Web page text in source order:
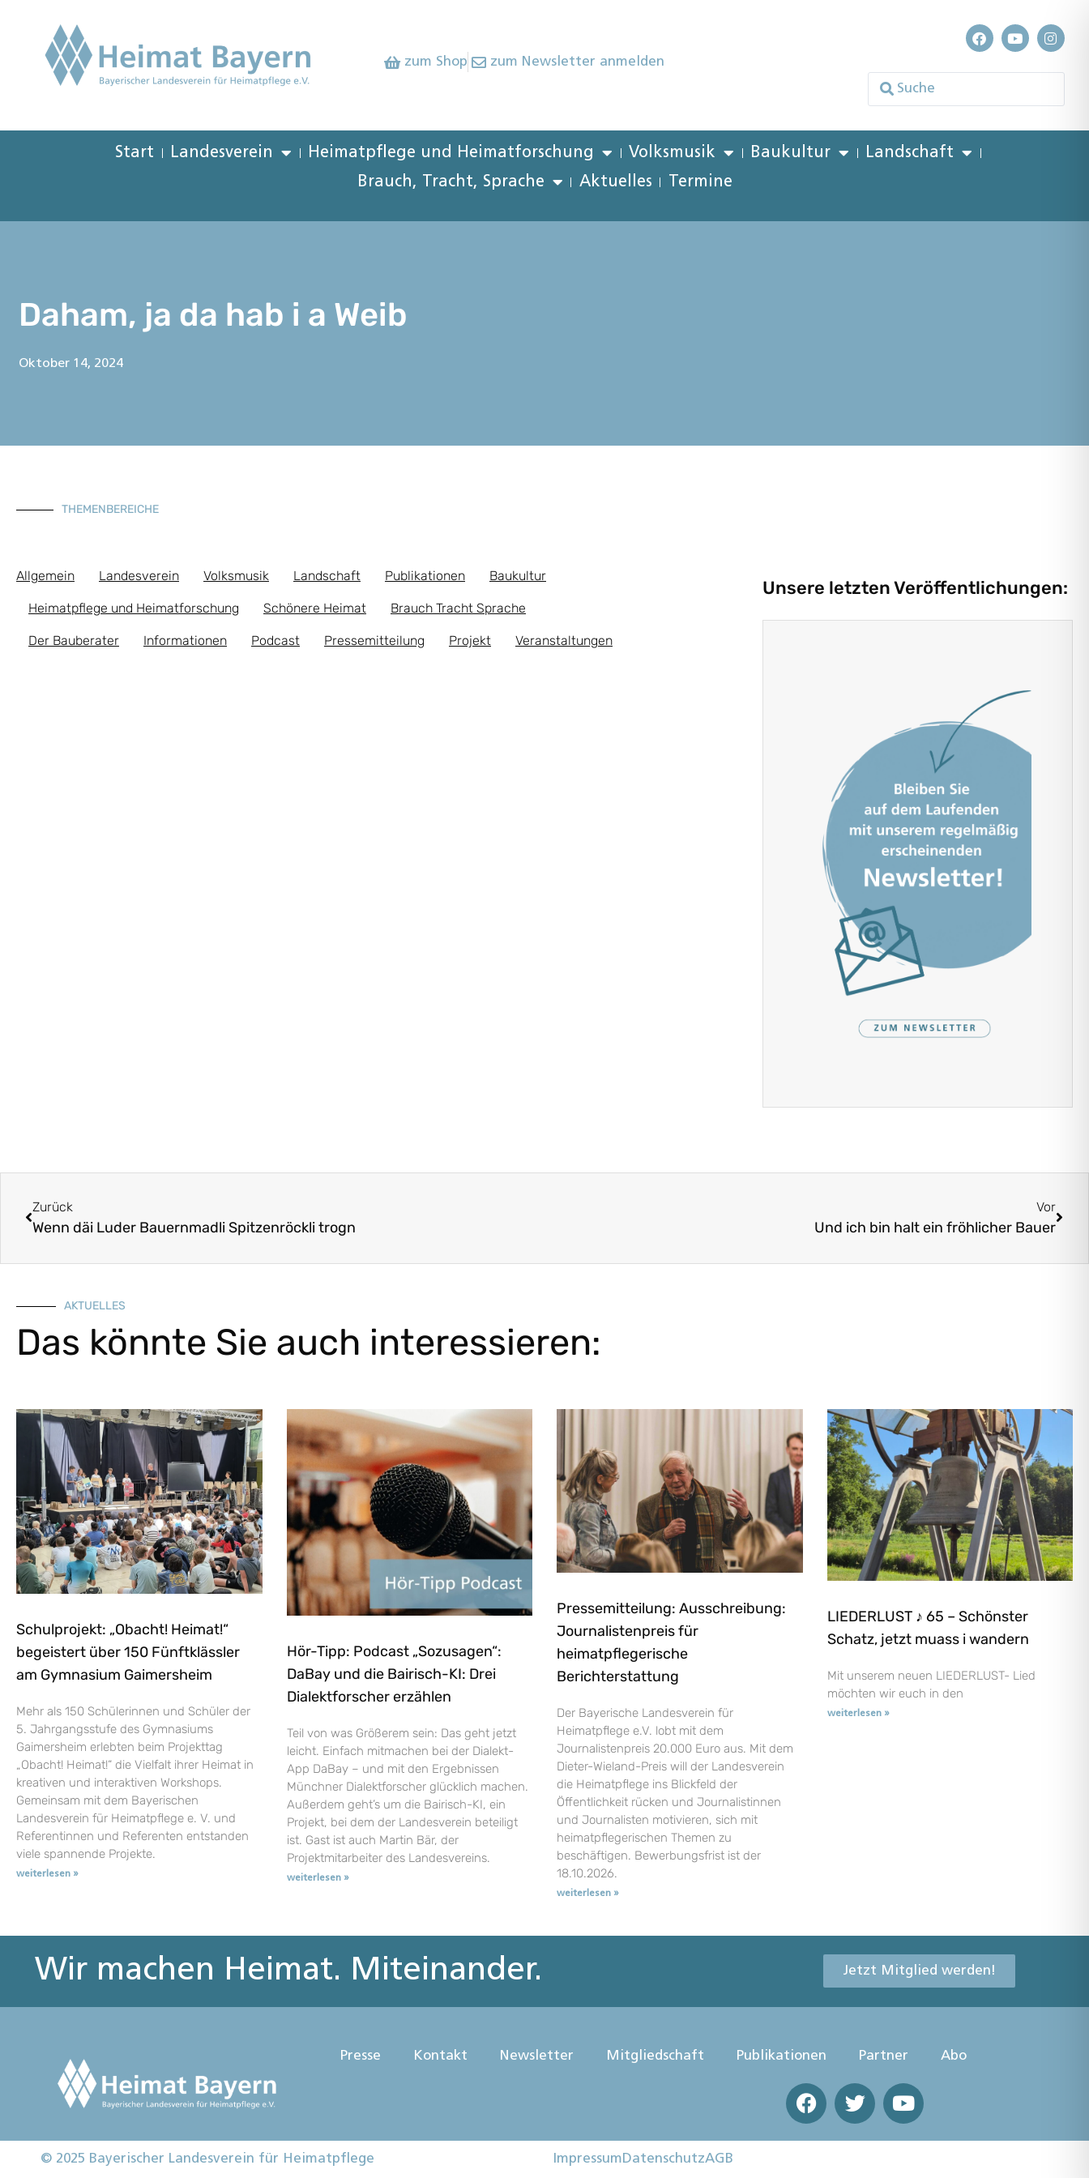
zum Shop zum Newsletter anmelden
Start Landesverein Heimatpflege und Heimatforschung Volksmusik Baukultur
Landschaft
Brauch, Tracht, Sprache
Aktuelles Termine
Daham, ja da hab i a Weib
Oktober 14, 2024
THEMENBEREICHE
Allgemein Landesverein Volksmusik Landschaft Publikationen Baukultur
Heimatpflege und Heimatforschung Schönere Heimat Brauch Tracht Sprache
Der Bauberater Informationen Podcast Pressemitteilung Projekt Veranstaltungen
Unsere letzten Veröffentlichungen:
Zurück
Wenn däi Luder Bauernmadli Spitzenröckli trogn
Vor
Und ich bin halt ein fröhlicher Bauer
AKTUELLES
Das könnte Sie auch interessieren:
Schulprojekt: „Obacht! Heimat!“
begeistert über 150 Fünftklässler
am Gymnasium Gaimersheim
Mehr als 150 Schülerinnen und Schüler der
5. Jahrgangsstufe des Gymnasiums
Gaimersheim erlebten beim Projekttag
„Obacht! Heimat!“ die Vielfalt ihrer Heimat in
kreativen und interaktiven Workshops.
Gemeinsam mit dem Bayerischen
Landesverein für Heimatpflege e. V. und
Referentinnen und Referenten entstanden
viele spannende Projekte.
weiterlesen »
Hör-Tipp: Podcast „Sozusagen“:
DaBay und die Bairisch-KI: Drei
Dialektforscher erzählen
Teil von was Größerem sein: Das geht jetzt
leicht. Einfach mitmachen bei der Dialekt-
App DaBay – und mit den Ergebnissen
Münchner Dialektforscher glücklich machen.
Außerdem geht’s um die Bairisch-KI, ein
Projekt, bei dem der Landesverein beteiligt
ist. Gast ist auch Martin Bär, der
Projektmitarbeiter des Landesvereins.
weiterlesen »
Pressemitteilung: Ausschreibung:
Journalistenpreis für
heimatpflegerische
Berichterstattung
Der Bayerische Landesverein für
Heimatpflege e.V. lobt mit dem
Journalistenpreis 20.000 Euro aus. Mit dem
Dieter-Wieland-Preis will der Landesverein
die Heimatpflege ins Blickfeld der
Öffentlichkeit rücken und Journalistinnen
und Journalisten motivieren, sich mit
heimatpflegerischen Themen zu
beschäftigen. Bewerbungsfrist ist der
18.10.2026.
weiterlesen »
LIEDERLUST ♪ 65 – Schönster
Schatz, jetzt muass i wandern
Mit unserem neuen LIEDERLUST- Lied
möchten wir euch in den
weiterlesen »
Wir machen Heimat. Miteinander. Jetzt Mitglied werden!
Presse Kontakt Newsletter Mitgliedschaft Publikationen Partner Abo
© 2025 Bayerischer Landesverein für Heimatpflege ImpressumDatenschutzAGB